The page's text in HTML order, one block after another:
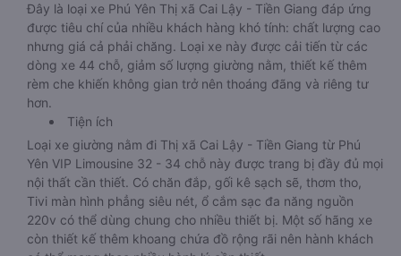
Đây là loại xe Phú Yên Thị xã Cai Lậy - Tiền Giang đáp ứng
được tiêu chí của nhiều khách hàng khó tính: chất lượng cao
nhưng giá cả phải chăng. Loại xe này được cải tiến từ các
dòng xe 44 chỗ, giảm số lượng giường nằm, thiết kế thêm
rèm che khiến không gian trở nên thoáng đãng và riêng tư
hơn.
Tiện ích
Loại xe giường nằm đi Thị xã Cai Lậy - Tiền Giang từ Phú
Yên VIP Limousine 32 - 34 chỗ này được trang bị đầy đủ mọi
nội thất cần thiết. Có chăn đắp, gối kê sạch sẽ, thơm tho,
Tivi màn hình phẳng siêu nét, ổ cắm sạc đa năng nguồn
220v có thể dùng chung cho nhiều thiết bị. Một số hãng xe
còn thiết kế thêm khoang chứa đồ rộng rãi nên hành khách